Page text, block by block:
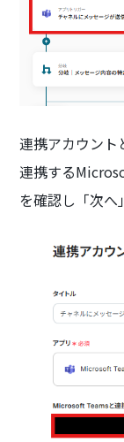
連携アカウント
連携する
を確認し「次へ